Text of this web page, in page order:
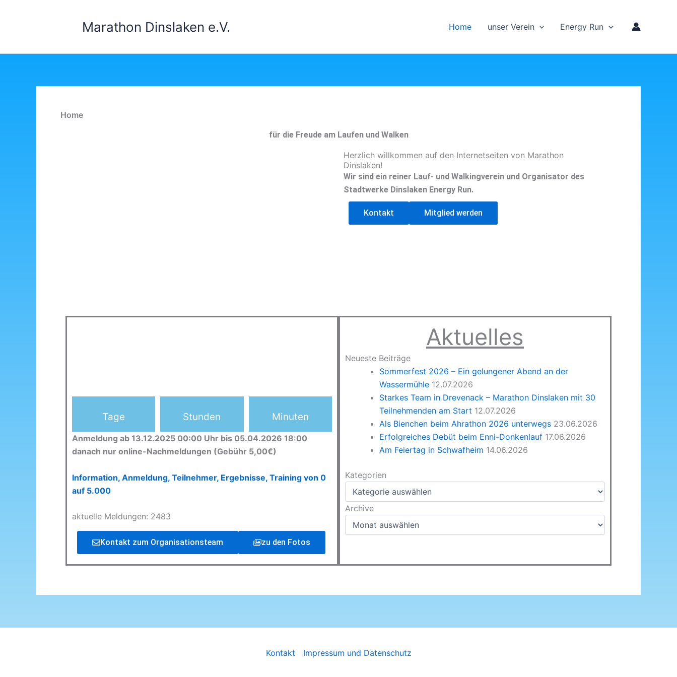
Marathon Dinslaken e.V. Home unser Verein Energy Run
Home
für die Freude am Laufen und Walken
Herzlich willkommen auf den Internetseiten von Marathon
Dinslaken!
Wir sind ein reiner Lauf- und Walkingverein und Organisator des
Stadtwerke Dinslaken Energy Run.
Kontakt Mitglied werden
Tage Stunden Minuten
Anmeldung ab 13.12.2025 00:00 Uhr bis 05.04.2026 18:00
danach nur online-Nachmeldungen (Gebühr 5,00€)
Information, Anmeldung, Teilnehmer, Ergebnisse, Training von 0
auf 5.000
aktuelle Meldungen: 2483
Kontakt zum Organisationsteam zu den Fotos
Aktuelles
Neueste Beiträge
Sommerfest 2026 – Ein gelungener Abend an der
Wassermühle 12.07.2026
Starkes Team in Drevenack – Marathon Dinslaken mit 30
Teilnehmenden am Start 12.07.2026
Als Bienchen beim Ahrathon 2026 unterwegs 23.06.2026
Erfolgreiches Debüt beim Enni-Donkenlauf 17.06.2026
Am Feiertag in Schwafheim 14.06.2026
Kategorien
Kategorien
Archive
Archive
Kontakt Impressum und Datenschutz